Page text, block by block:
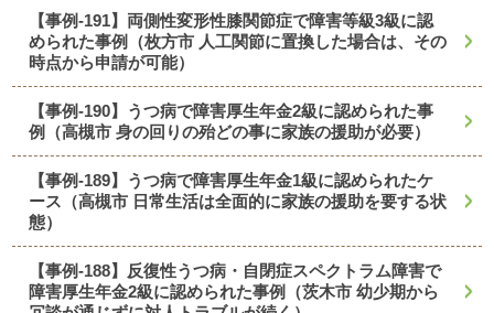
【事例-191】両側性変形性膝関節症で障害等級3級に認
められた事例（枚方市 人工関節に置換した場合は、その
時点から申請が可能）
【事例-190】うつ病で障害厚生年金2級に認められた事
例（高槻市 身の回りの殆どの事に家族の援助が必要）
【事例-189】うつ病で障害厚生年金1級に認められたケ
ース（高槻市 日常生活は全面的に家族の援助を要する状
態）
【事例-188】反復性うつ病・自閉症スペクトラム障害で
障害厚生年金2級に認められた事例（茨木市 幼少期から